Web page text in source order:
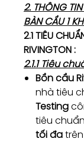
2. THÔNG
BÀN CẦU 1
2.1 TIÊU
RIVINGTON :
2.1.1 Tiêu
Bồn cầu
nhà tiêu
Testing
tiêu chuẩn
tối đa